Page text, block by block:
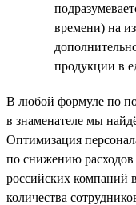
времени) на
продукции в
В любой формуле по
в знаменателе мы
Оптимизация
по снижению расходов
российских компаний
количества